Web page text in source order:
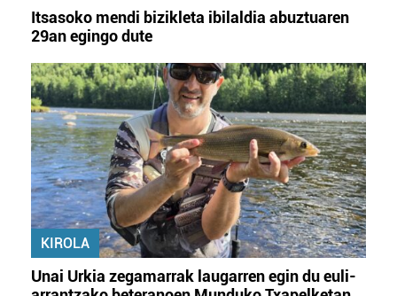
Itsasoko mendi bizikleta ibilaldia abuztuaren
29an egingo dute
KIROLA
Unai Urkia zegamarrak laugarren egin du euli-